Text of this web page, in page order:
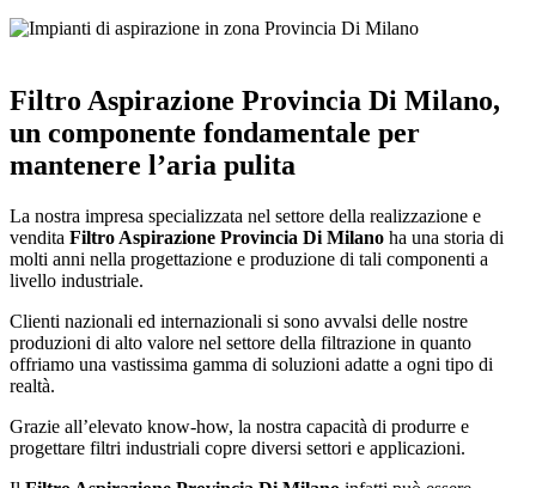
Filtro Aspirazione Provincia Di Milano,
un componente fondamentale per
mantenere l’aria pulita
La nostra impresa specializzata nel settore della realizzazione e
vendita Filtro Aspirazione Provincia Di Milano ha una storia di
molti anni nella progettazione e produzione di tali componenti a
livello industriale.
Clienti nazionali ed internazionali si sono avvalsi delle nostre
produzioni di alto valore nel settore della filtrazione in quanto
offriamo una vastissima gamma di soluzioni adatte a ogni tipo di
realtà.
Grazie all’elevato know-how, la nostra capacità di produrre e
progettare filtri industriali copre diversi settori e applicazioni.